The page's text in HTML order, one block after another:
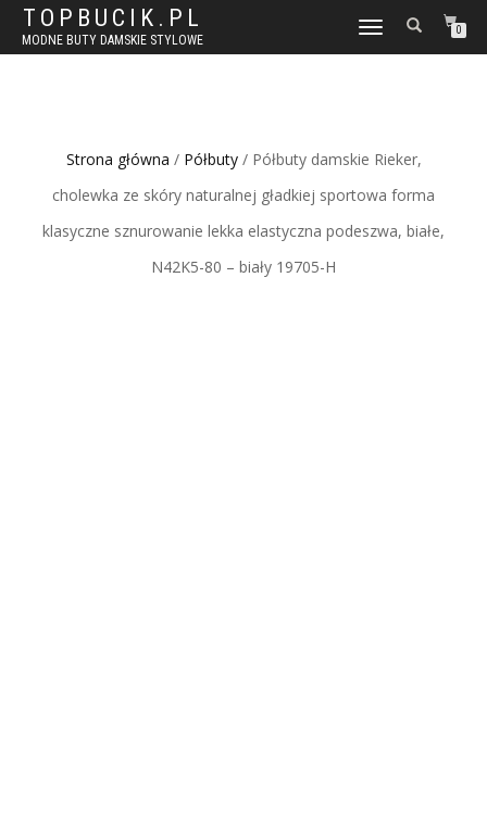
TOPBUCIK.PL
MODNE BUTY DAMSKIE STYLOWE
WŁĄCZ
NAWIGACJĘ
0
Strona główna / Półbuty/ Półbuty damskie Rieker,
cholewka ze skóry naturalnej gładkiej sportowa forma
klasyczne sznurowanie lekka elastyczna podeszwa, białe,
N42K5-80 – biały 19705-H